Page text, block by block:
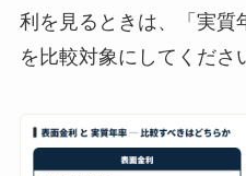
利を見るときは、「実質
を比較対象にしてくださ